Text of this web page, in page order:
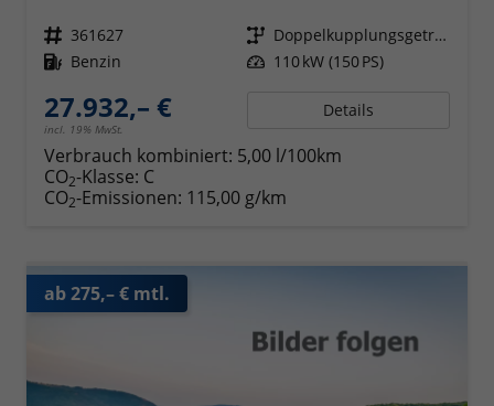
Fahrzeugnr. 361627 Getriebe
Doppelkupplungsgetriebe (DSG)
Kraftstoff Benzin Leistung 110 kW (150 PS)
27.932,– €
incl. 19% MwSt.
Details
Verbrauch kombiniert: 5,00 l/100km
CO2-Klasse: C
CO2-Emissionen: 115,00 g/km
ab 275,– € mtl.